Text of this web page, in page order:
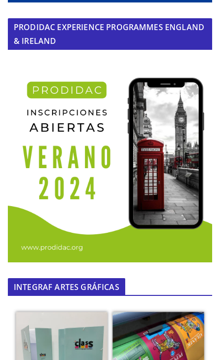
PRODIDAC EXPERIENCE PROGRAMMES ENGLAND
& IRELAND
INTEGRAF ARTES GRÁFICAS